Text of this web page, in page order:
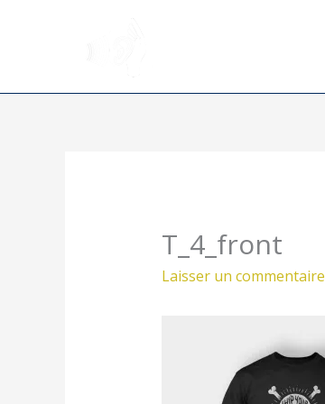
T_4_front
Laisser un commentaire